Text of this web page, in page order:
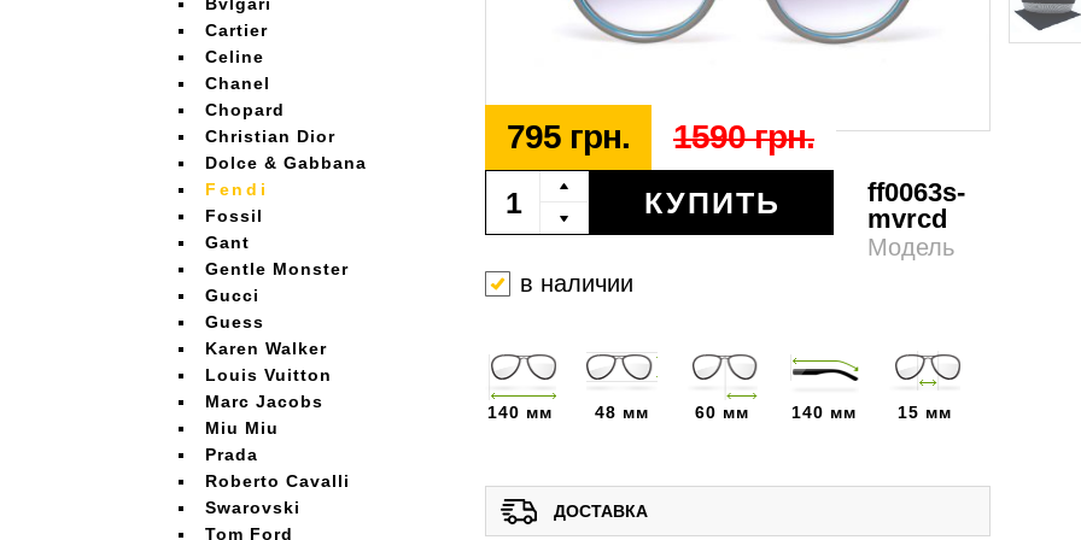
Cartier
Celine
Chanel
Chopard
Christian Dior
Dolce & Gabbana
Fendi
Fossil
Gant
Gentle Monster
Gucci
Guess
Karen Walker
Louis Vuitton
Marc Jacobs
Miu Miu
Prada
Roberto Cavalli
Swarovski
Tom Ford
795 грн. 1590 грн.
КУПИТЬ
ff0063s-
mvrcd
Модель
в наличии
140 мм 48 мм 60 мм 140 мм 15 мм
ДОСТАВКА